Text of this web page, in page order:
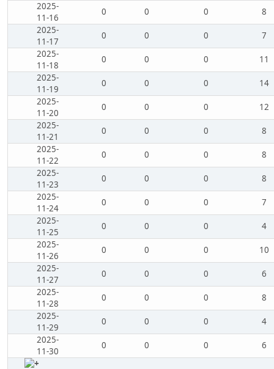
2025-
11-16
0 0 0
8
2025-
11-17
0 0 0
7
2025-
11-18
0 0 0
11
2025-
11-19
0 0 0
14
2025-
11-20
0 0 0
12
2025-
11-21
0 0 0
8
2025-
11-22
0 0 0
8
2025-
11-23
0 0 0
8
2025-
11-24
0 0 0
7
2025-
11-25
0 0 0
4
2025-
11-26
0 0 0
10
2025-
11-27
0 0 0
6
2025-
11-28
0 0 0
8
2025-
11-29
0 0 0
4
2025-
11-30
0 0 0 6